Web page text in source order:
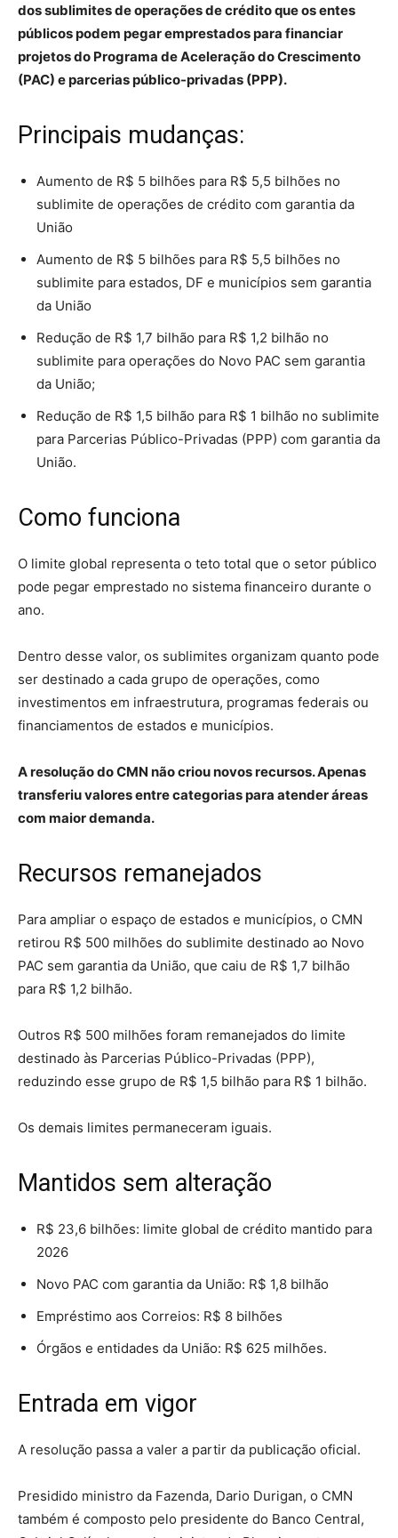
dos sublimites de operações de crédito que os entes
públicos podem pegar emprestados para financiar
projetos do Programa de Aceleração do Crescimento
(PAC) e parcerias público-privadas (PPP).
Principais mudanças:
Aumento de R$ 5 bilhões para R$ 5,5 bilhões no
sublimite de operações de crédito com garantia da
União
Aumento de R$ 5 bilhões para R$ 5,5 bilhões no
sublimite para estados, DF e municípios sem garantia
da União
Redução de R$ 1,7 bilhão para R$ 1,2 bilhão no
sublimite para operações do Novo PAC sem garantia
da União;
Redução de R$ 1,5 bilhão para R$ 1 bilhão no sublimite
para Parcerias Público-Privadas (PPP) com garantia da
União.
Como funciona
O limite global representa o teto total que o setor público
pode pegar emprestado no sistema financeiro durante o
ano.
Dentro desse valor, os sublimites organizam quanto pode
ser destinado a cada grupo de operações, como
investimentos em infraestrutura, programas federais ou
financiamentos de estados e municípios.
A resolução do CMN não criou novos recursos. Apenas
transferiu valores entre categorias para atender áreas
com maior demanda.
Recursos remanejados
Para ampliar o espaço de estados e municípios, o CMN
retirou R$ 500 milhões do sublimite destinado ao Novo
PAC sem garantia da União, que caiu de R$ 1,7 bilhão
para R$ 1,2 bilhão.
Outros R$ 500 milhões foram remanejados do limite
destinado às Parcerias Público-Privadas (PPP),
reduzindo esse grupo de R$ 1,5 bilhão para R$ 1 bilhão.
Os demais limites permaneceram iguais.
Mantidos sem alteração
R$ 23,6 bilhões: limite global de crédito mantido para
2026
Novo PAC com garantia da União: R$ 1,8 bilhão
Empréstimo aos Correios: R$ 8 bilhões
Órgãos e entidades da União: R$ 625 milhões.
Entrada em vigor
A resolução passa a valer a partir da publicação oficial.
Presidido ministro da Fazenda, Dario Durigan, o CMN
também é composto pelo presidente do Banco Central,